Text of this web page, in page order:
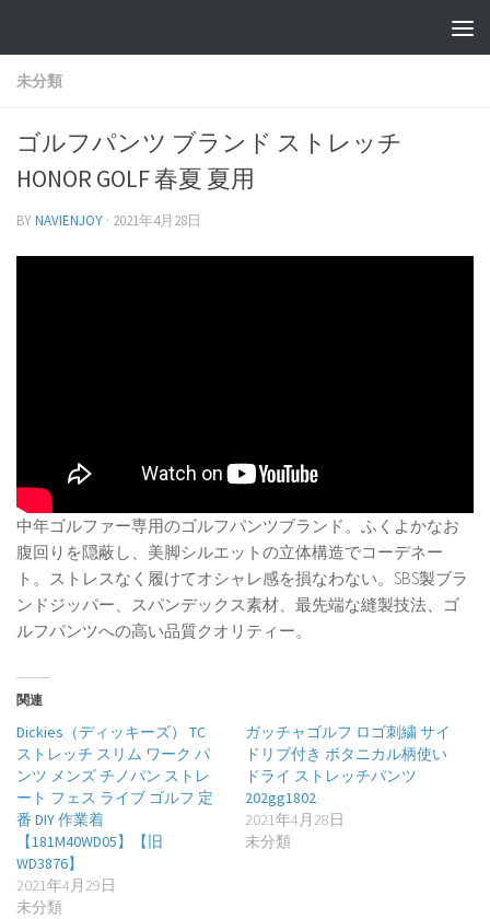
未分類
ゴルフパンツ ブランド ストレッチ
HONOR GOLF 春夏 夏用
BYNAVIENJOY · 2021年4月28日
中年ゴルファー専用のゴルフパンツブランド。ふくよかなお
腹回りを隠蔽し、美脚シルエットの立体構造でコーデネー
ト。ストレスなく履けてオシャレ感を損なわない。SBS製ブラ
ンドジッパー、スパンデックス素材、最先端な縫製技法、ゴ
ルフパンツへの高い品質クオリティー。
関連
Dickies（ディッキーズ） TC
ストレッチ スリム ワーク パ
ンツ メンズ チノパン ストレ
ート フェス ライブ ゴルフ 定
番 DIY 作業着
【181M40WD05】【旧
WD3876】
2021年4月29日
未分類
ガッチャゴルフ ロゴ刺繍 サイ
ドリブ付き ボタニカル柄使い
ドライ ストレッチパンツ
202gg1802
2021年4月28日
未分類